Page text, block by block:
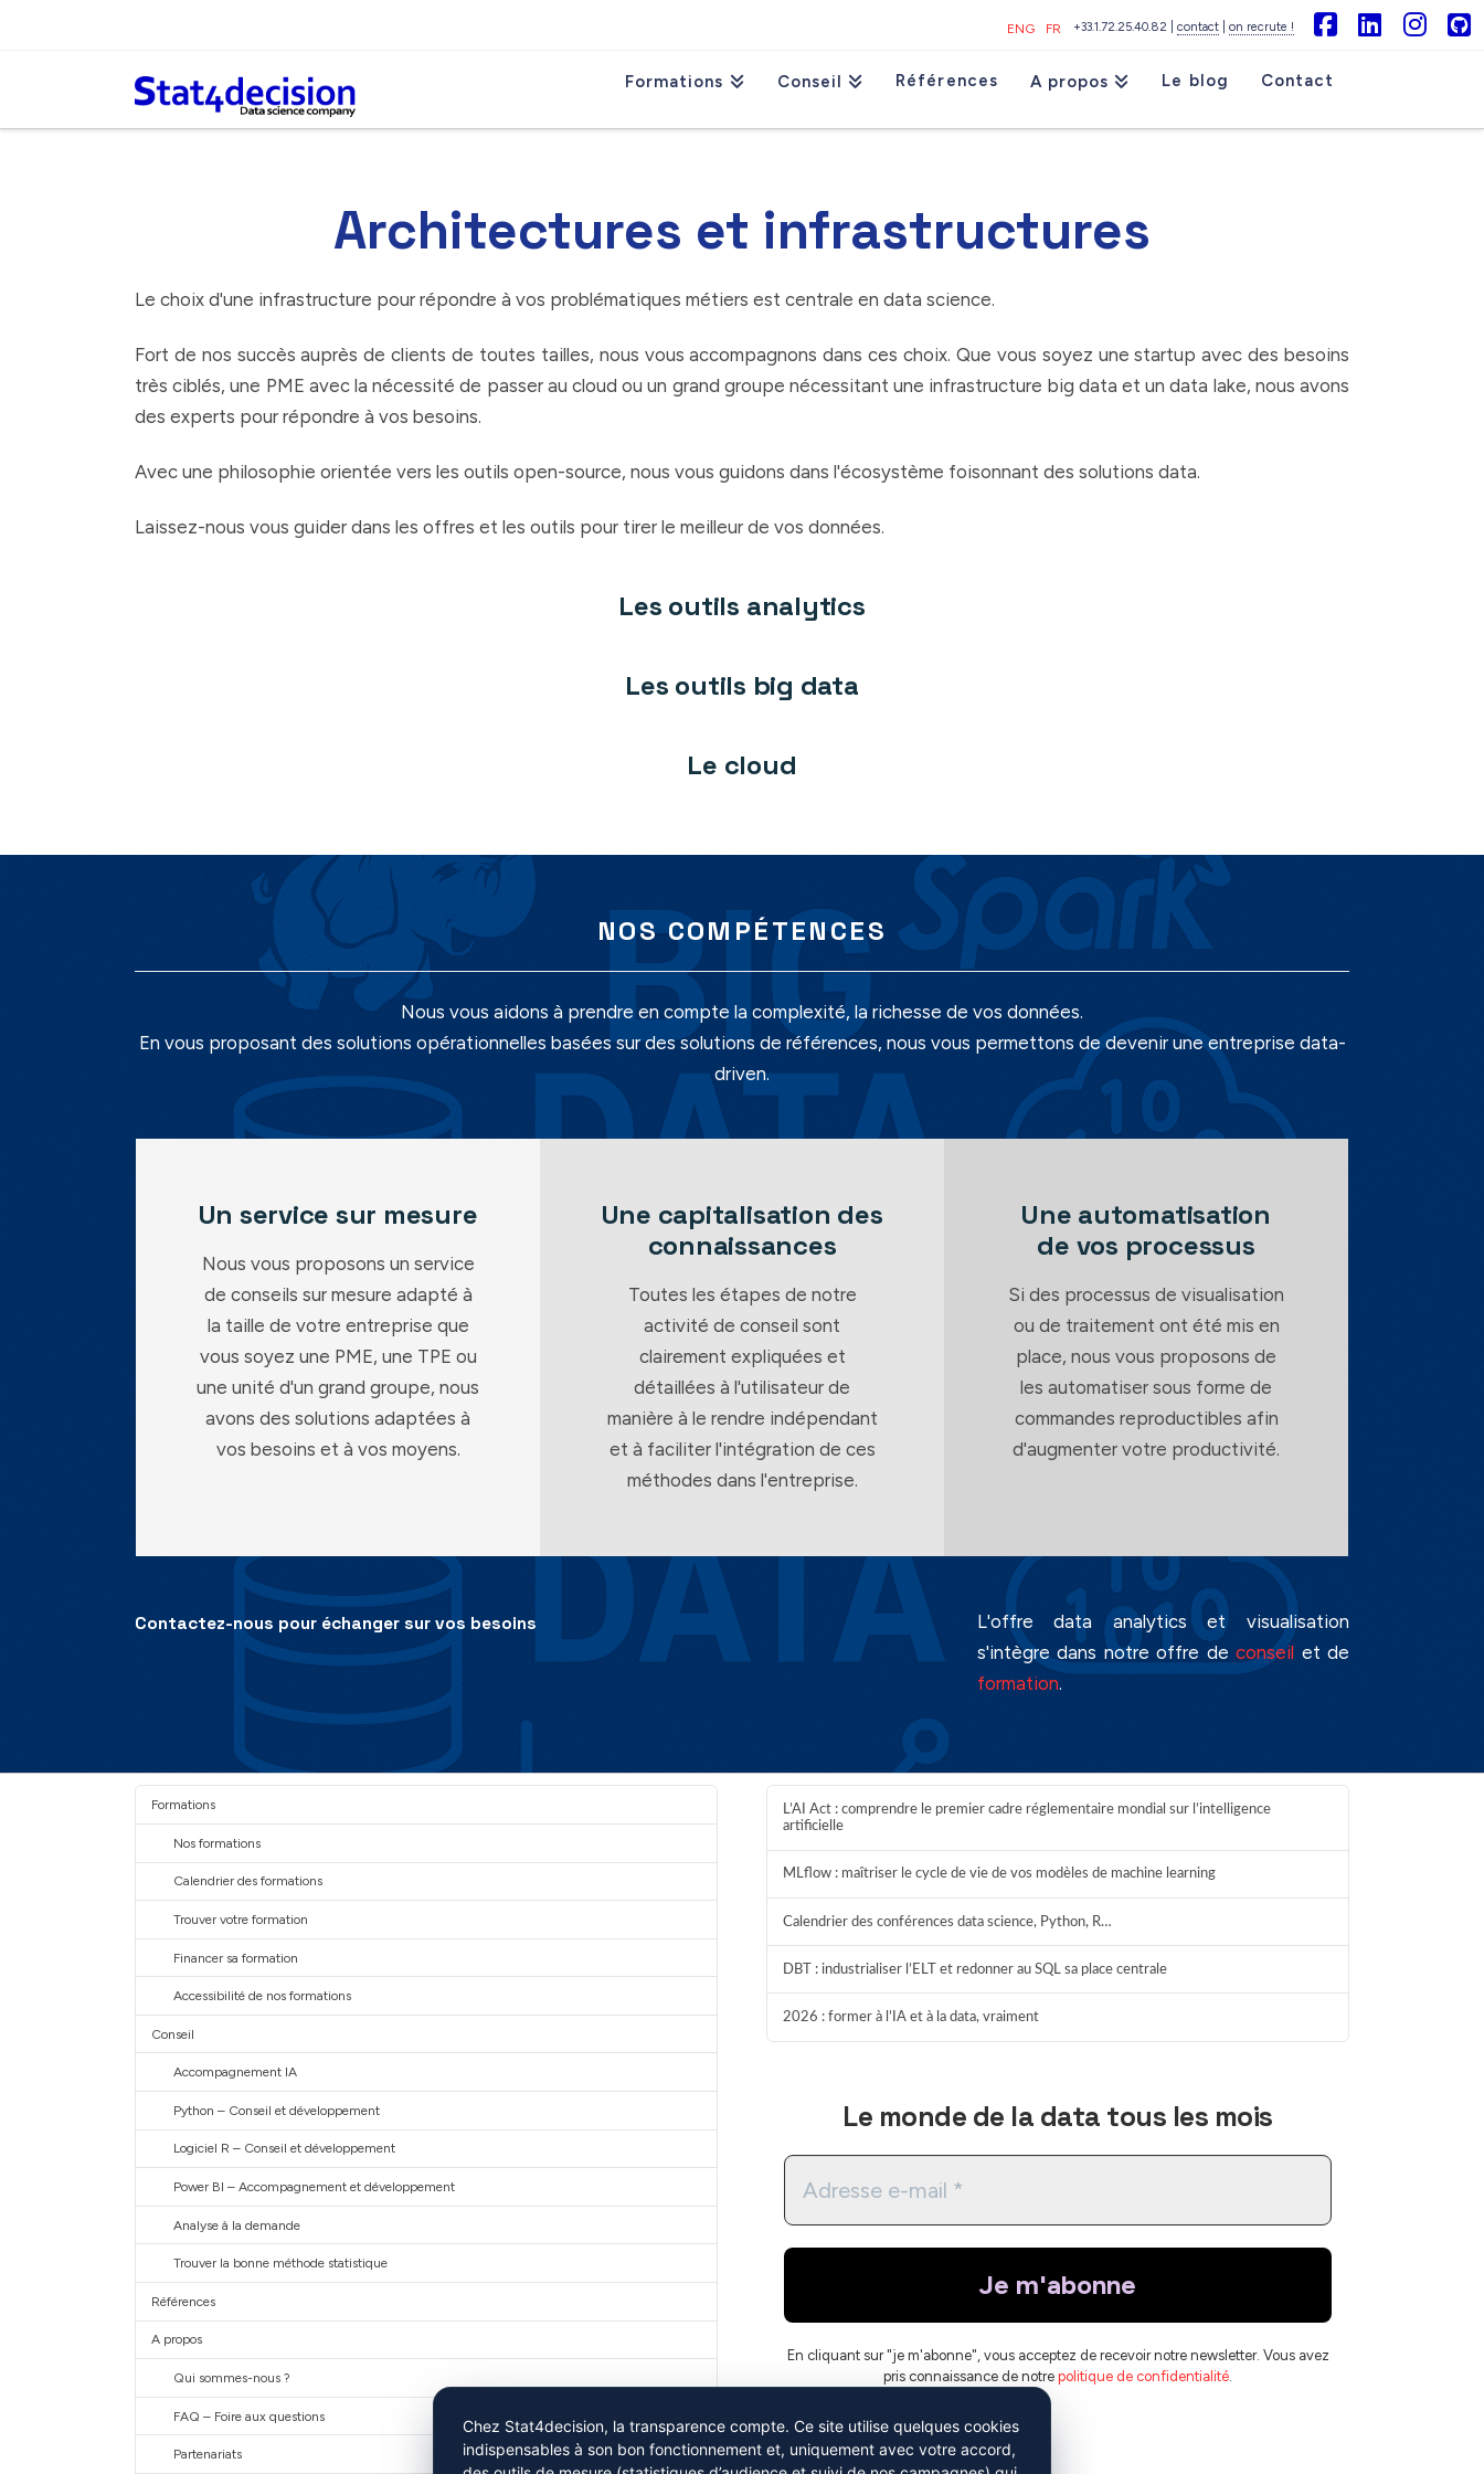
+33.1.72.25.40.82 |contact |on recrute !
FR
ENG
Formations Conseil Références A propos Le blog Contact
Architectures et infrastructures
Le choix d'une infrastructure pour répondre à vos problématiques métiers est centrale en data science.
Fort de nos succès auprès de clients de toutes tailles, nous vous accompagnons dans ces choix. Que vous soyez une startup avec des besoins
très ciblés, une PME avec la nécessité de passer au cloud ou un grand groupe nécessitant une infrastructure big data et un data lake, nous avons
des experts pour répondre à vos besoins.
Avec une philosophie orientée vers les outils open-source, nous vous guidons dans l'écosystème foisonnant des solutions data.
Laissez-nous vous guider dans les offres et les outils pour tirer le meilleur de vos données.
Les outils analytics
Les outils big data
Le cloud
NOS COMPÉTENCES
Nous vous aidons à prendre en compte la complexité, la richesse de vos données.
En vous proposant des solutions opérationnelles basées sur des solutions de références, nous vous permettons de devenir une entreprise data-
driven.
Un service sur mesure
Nous vous proposons un service
de conseils sur mesure adapté à
la taille de votre entreprise que
vous soyez une PME, une TPE ou
une unité d'un grand groupe, nous
avons des solutions adaptées à
vos besoins et à vos moyens.
Une capitalisation des
connaissances
Toutes les étapes de notre
activité de conseil sont
clairement expliquées et
détaillées à l'utilisateur de
manière à le rendre indépendant
et à faciliter l'intégration de ces
méthodes dans l'entreprise.
Une automatisation
de vos processus
Si des processus de visualisation
ou de traitement ont été mis en
place, nous vous proposons de
les automatiser sous forme de
commandes reproductibles afin
d'augmenter votre productivité.
Contactez-nous pour échanger sur vos besoins
L'offre data analytics et visualisation
s'intègre dans notre offre deconseil et de
formation.
Formations
Nos formations
Calendrier des formations
Trouver votre formation
Financer sa formation
Accessibilité de nos formations
Conseil
Accompagnement IA
Python – Conseil et développement
Logiciel R – Conseil et développement
Power BI – Accompagnement et développement
Analyse à la demande
Trouver la bonne méthode statistique
Références
A propos
Qui sommes-nous ?
FAQ – Foire aux questions
Partenariats
L’AI Act : comprendre le premier cadre réglementaire mondial sur l’intelligence
artificielle
MLflow : maîtriser le cycle de vie de vos modèles de machine learning
Calendrier des conférences data science, Python, R…
DBT : industrialiser l’ELT et redonner au SQL sa place centrale
2026 : former à l’IA et à la data, vraiment
Le monde de la data tous les mois
En cliquant sur "je m'abonne", vous acceptez de recevoir notre newsletter. Vous avez
pris connaissance de notre politique de confidentialité
Chez Stat4decision, la transparence compte. Ce site utilise quelques cookies
indispensables à son bon fonctionnement et, uniquement avec votre accord,